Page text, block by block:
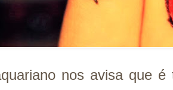
nos avisa que é